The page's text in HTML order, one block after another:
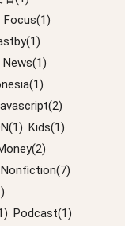
Focus(1)
News(1)
Kids(1)
Nonfiction(7)
Podcast(1)